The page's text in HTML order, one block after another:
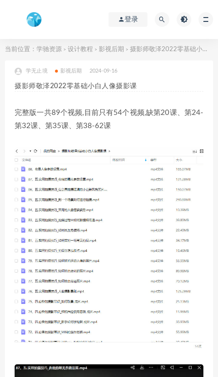
登录
当前位置： 学驰资源 > 设计教程 > 影视后期 > 摄影师敬泽2022零基础小白人像摄影课
学无止境 影视后期 2024-09-16
摄影师敬泽2022零基础小白人像摄影课
完整版一共89个视频,目前只有54个视频,缺第20课、第24-
第32课、第35课、第38-62课